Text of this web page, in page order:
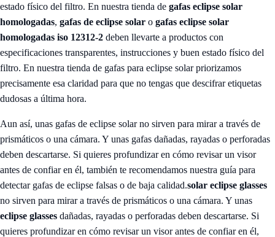
estado físico del filtro. En nuestra tienda de gafas eclipse solar
homologadas, gafas de eclipse solar o gafas eclipse solar
homologadas iso 12312-2 deben llevarte a productos con
especificaciones transparentes, instrucciones y buen estado físico del
filtro. En nuestra tienda de gafas para eclipse solar priorizamos
precisamente esa claridad para que no tengas que descifrar etiquetas
dudosas a última hora.
Aun así, unas gafas de eclipse solar no sirven para mirar a través de
prismáticos o una cámara. Y unas gafas dañadas, rayadas o perforadas
deben descartarse. Si quieres profundizar en cómo revisar un visor
antes de confiar en él, también te recomendamos nuestra guía para
detectar gafas de eclipse falsas o de baja calidad.solar eclipse glasses
no sirven para mirar a través de prismáticos o una cámara. Y unas
eclipse glasses dañadas, rayadas o perforadas deben descartarse. Si
quieres profundizar en cómo revisar un visor antes de confiar en él,